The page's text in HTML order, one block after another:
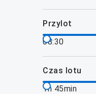
przylot
08:30
czas lotu
1h 45min